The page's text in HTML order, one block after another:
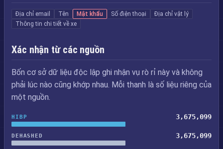
Địa chỉ email Tên Mật khẩu Số điện thoại
Địa chỉ vật lý
Thông tin chi tiết về xe
Xác nhận từ các nguồn
Bốn cơ sở dữ liệu độc lập ghi nhận vụ rò rỉ này và không
phải lúc nào cũng khớp nhau. Mỗi thanh là số liệu riêng của
một nguồn.
HIBP 3,675,099
DEHASHED 3,675,099